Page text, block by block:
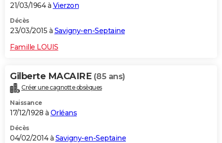
21/03/1964 à Vierzon
Décès
23/03/2015 à Savigny-en-Septaine
Famille LOUIS
Gilberte MACAIRE (85 ans)
Créer une cagnotte obsèques
Naissance
17/12/1928 à Orléans
Décès
04/02/2014 à Savigny-en-Septaine